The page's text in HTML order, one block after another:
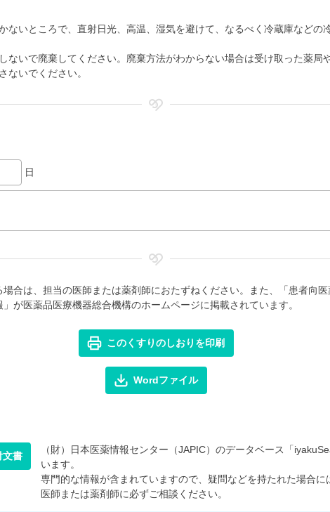
ないところで、直射日光、高温、湿気を避けて、なるべく冷蔵庫などの
ないで廃棄してください。廃棄方法がわからない場合は受け取った薬局
ないでください。
日
合は、担当の医師または薬剤師におたずねください。また、「患者向
が医薬品医療機器総合機構のホームページに掲載されています。
このくすりのしおりを印刷
Wordファイル
文書
（財）日本医薬情報センター（JAPIC）のデータベース「
います。
専門的な情報が含まれていますので、疑問などを持たれた場合に
医師または薬剤師に必ずご相談ください。